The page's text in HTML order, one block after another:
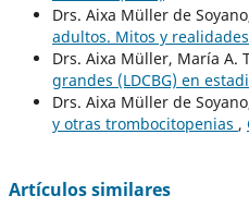
Drs. Aixa Müller de
adultos. Mitos y
Drs. Aixa Müller, María A.
grandes (LDCBG) en
Drs. Aixa Müller de
y otras trombocitopenias ,
Artículos similares